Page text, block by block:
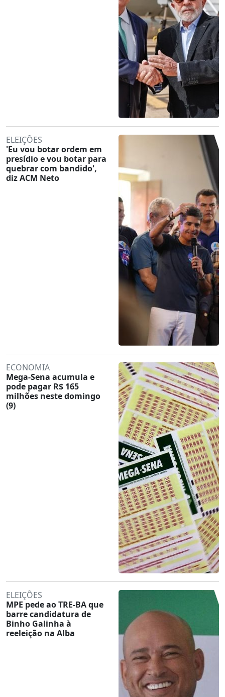
ELEIÇÕES
'Eu vou botar ordem em
presídio e vou botar para
quebrar com bandido',
diz ACM Neto
ECONOMIA
Mega-Sena acumula e
pode pagar R$ 165
milhões neste domingo
(9)
ELEIÇÕES
MPE pede ao TRE-BA que
barre candidatura de
Binho Galinha à
reeleição na Alba